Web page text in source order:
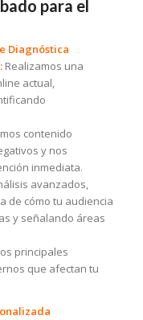
para el
Diagnóstica
Realizamos una
actual,
contenido
y nos
inmediata.
avanzados,
de cómo tu audiencia
y señalando áreas
principales
que afectan tu